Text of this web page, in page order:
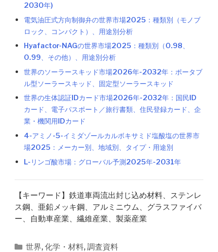
2030年)
電気油圧式方向制御弁の世界市場2025：種類別（モノブ
ロック、コンパクト）、用途別分析
Hyafactor-NAGの世界市場2025：種類別（0.98、
0.99、その他）、用途別分析
世界のソーラースキッド市場2026年-2032年：ポータブ
ル型ソーラースキッド、固定型ソーラースキッド
世界の生体認証IDカード市場2026年-2032年：国民ID
カード、電子パスポート／旅行書類、住民登録カード、企
業・機関用IDカード
4-アミノ-5-イミダゾールカルボキサミド塩酸塩の世界市
場2025：メーカー別、地域別、タイプ・用途別
L-リンゴ酸市場：グローバル予測2025年-2031年
【キーワード】鉄道車両流出封じ込め材料、ステンレ
ス鋼、亜鉛メッキ鋼、アルミニウム、グラスファイバ
ー、自動車産業、繊維産業、製薬産業
カ
世界, 化学・材料, 調査資料